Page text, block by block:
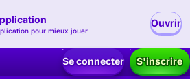
pour mieux jouer
Ouvrir
Se connecter S'inscrire